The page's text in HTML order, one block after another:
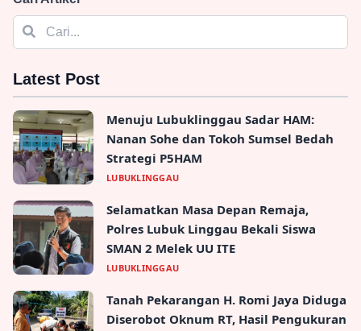
Transaksi Judi Online Mencurigakan
Melonjak 260%: OJK Ungkap Fakta
Mengejutkan!
News - 15, Jul, 2026, 06:55:57
Selengkapnya →